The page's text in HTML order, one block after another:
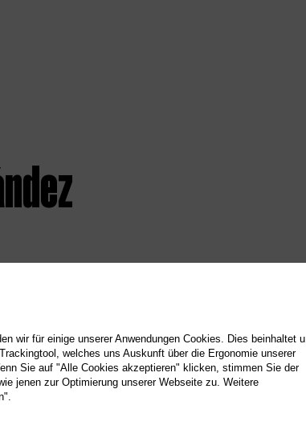
wir für einige unserer Anwendungen Cookies. Dies beinhaltet u.
welches uns Auskunft über die Ergonomie unserer
Sie auf "Alle Cookies akzeptieren" klicken, stimmen Sie der
jenen zur Optimierung unserer Webseite zu. Weitere